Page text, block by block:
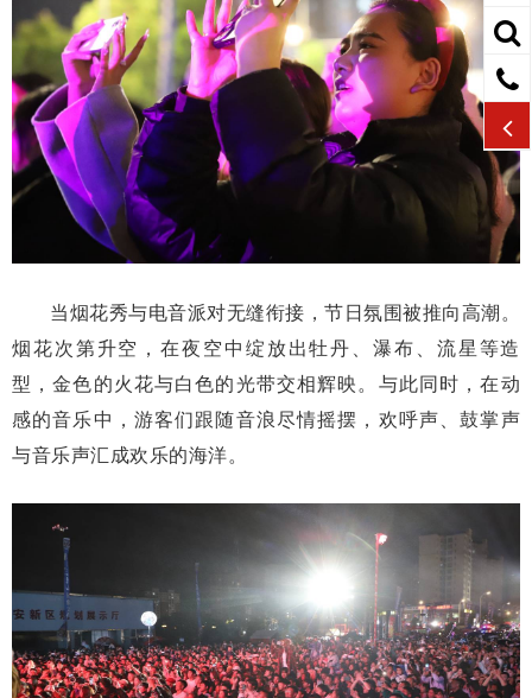
当烟花秀与电音派对无缝衔接，节日氛围被推向高潮。
烟花次第升空，在夜空中绽放出牡丹、瀑布、流星等造
型，金色的火花与白色的光带交相辉映。与此同时，在动
感的音乐中，游客们跟随音浪尽情摇摆，欢呼声、鼓掌声
与音乐声汇成欢乐的海洋。